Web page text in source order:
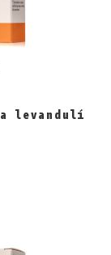
a levandulí